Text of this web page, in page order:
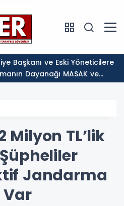
Dayanağı MASAK ve
Raporları
Milyon TL’lik
Jandarma
Var